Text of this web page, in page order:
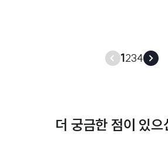
1234
더 궁금한 점이 있